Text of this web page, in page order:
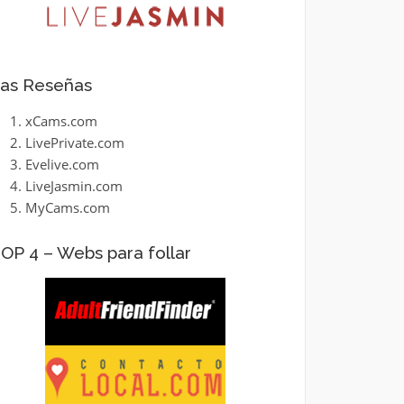
Reseñas
xCams.com
LivePrivate.com
Evelive.com
LiveJasmin.com
MyCams.com
4 – Webs para follar